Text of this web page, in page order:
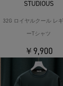
STUDIOUS
32G ロイヤルクール レ
ーTシャツ
￥9,900